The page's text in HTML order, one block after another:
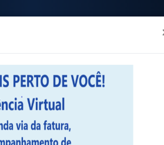
(44) 3534-1154 /
Segunda à Sexta
Imprensa